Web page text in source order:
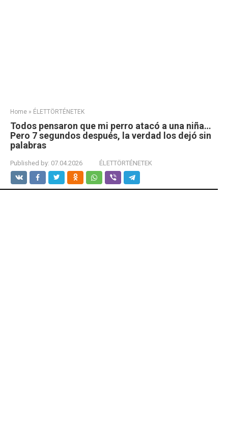
Home » ÉLETTÖRTÉNETEK
Todos pensaron que mi perro atacó a una niña…
Pero 7 segundos después, la verdad los dejó sin
palabras
Published by: 07.04.2026 ÉLETTÖRTÉNETEK